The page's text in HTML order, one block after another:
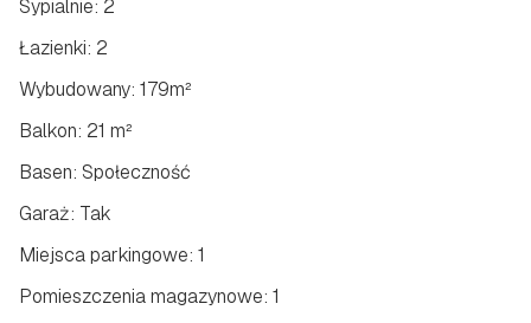
Łazienki: 2
Wybudowany: 179m²
Sypialnie: 2
Balkon: 21 m²
Basen: Społeczność
Garaż: Tak
Miejsca parkingowe: 1
Pomieszczenia magazynowe: 1